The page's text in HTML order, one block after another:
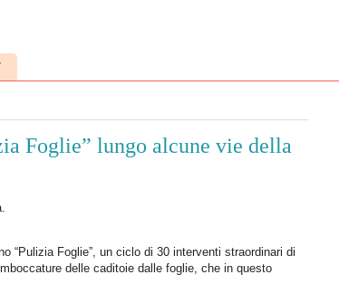
Foglie” lungo alcune vie della
“Pulizia Foglie”, un ciclo di 30 interventi straordinari di
delle caditoie dalle foglie, che in questo